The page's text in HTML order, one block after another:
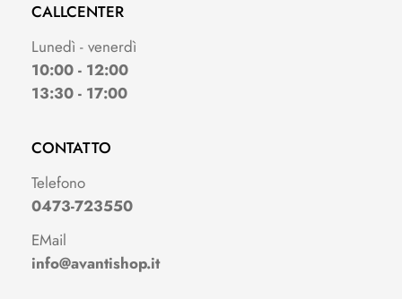
CALLCENTER
Lunedì - venerdì
10:00 - 12:00
13:30 - 17:00
CONTATTO
Telefono
0473-723550
EMail
info@avantishop.it